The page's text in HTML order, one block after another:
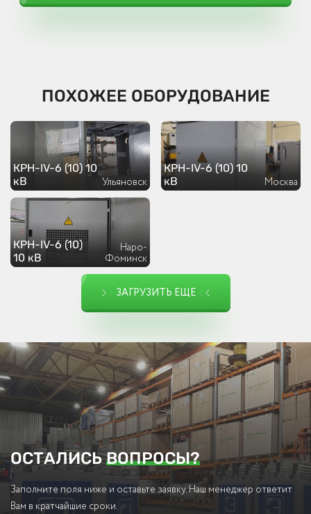
ПОХОЖЕЕ ОБОРУДОВАНИЕ
КРН-IV-6 (10) 10
кВ
Ульяновск
КРН-IV-6 (10) 10
кВ
Москва
КРН-IV-6 (10)
10 кВ
Наро-
Фоминск
ЗАГРУЗИТЬ ЕЩЕ
ОСТАЛИСЬВОПРОСЫ?
Заполните поля ниже и оставьте заявку. Наш менеджер ответит
Вам в кратчайшие сроки.